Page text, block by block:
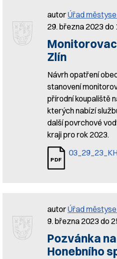
autorÚřad
29. března 2023 do
Zlín
Návrh opatření
stanovení
přírodní koupaliště
kterých nabízí
další povrchové
kraji pro rok 2023.
autorÚřad
9. března 2023 do
Pozvánka
Honebního